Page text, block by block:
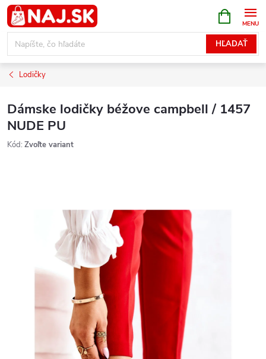
Prejsť
na
obsah
HĽADAŤ
KOŠÍK
Lodičky
Dámske lodičky béžove campbell / 1457
NUDE PU
Kód: Zvoľte variant